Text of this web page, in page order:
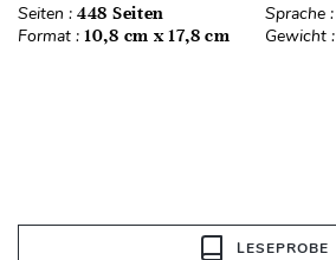
Seiten : 448 Seiten Sprache :
Format : 10,8 cm x 17,8 cm Gewicht :
LESEPROBE